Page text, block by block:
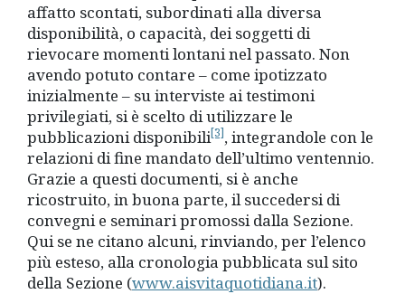
affatto scontati, subordinati alla diversa
disponibilità, o capacità, dei soggetti di
rievocare momenti lontani nel passato. Non
avendo potuto contare – come ipotizzato
inizialmente – su interviste ai testimoni
privilegiati, si è scelto di utilizzare le
pubblicazioni disponibili[3], integrandole con le
relazioni di fine mandato dell’ultimo ventennio.
Grazie a questi documenti, si è anche
ricostruito, in buona parte, il succedersi di
convegni e seminari promossi dalla Sezione.
Qui se ne citano alcuni, rinviando, per l’elenco
più esteso, alla cronologia pubblicata sul sito
della Sezione (www.aisvitaquotidiana.it).